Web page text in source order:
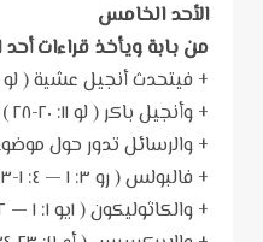
الأحد الخامس
من بابة ويأخذ قراءات أحد البشارة ٢٩ برمهات والذى يتم تحويله إلى
+ فيتحدث أنجيل عشية ( لو ٧: ٣٦-٥٠ ) عن خلاص يسوع
+ وأنجيل باكر ( لو ١١: ٢٠-٢٨ ) يتحدث عن سلام المخلص
+ والرسائل تدور حول
+ فالبولس ( رو ٣: ١ — ٤: ١-٣ ) يتحدث عن إيمان السيدة العذراء ببشارة الملاك
+ والكاثوليكون ( ١يو ١: ١ — ٢: ١، ٢ ) عن الحياة التى أُظهرت فى شخص السيد المسيح